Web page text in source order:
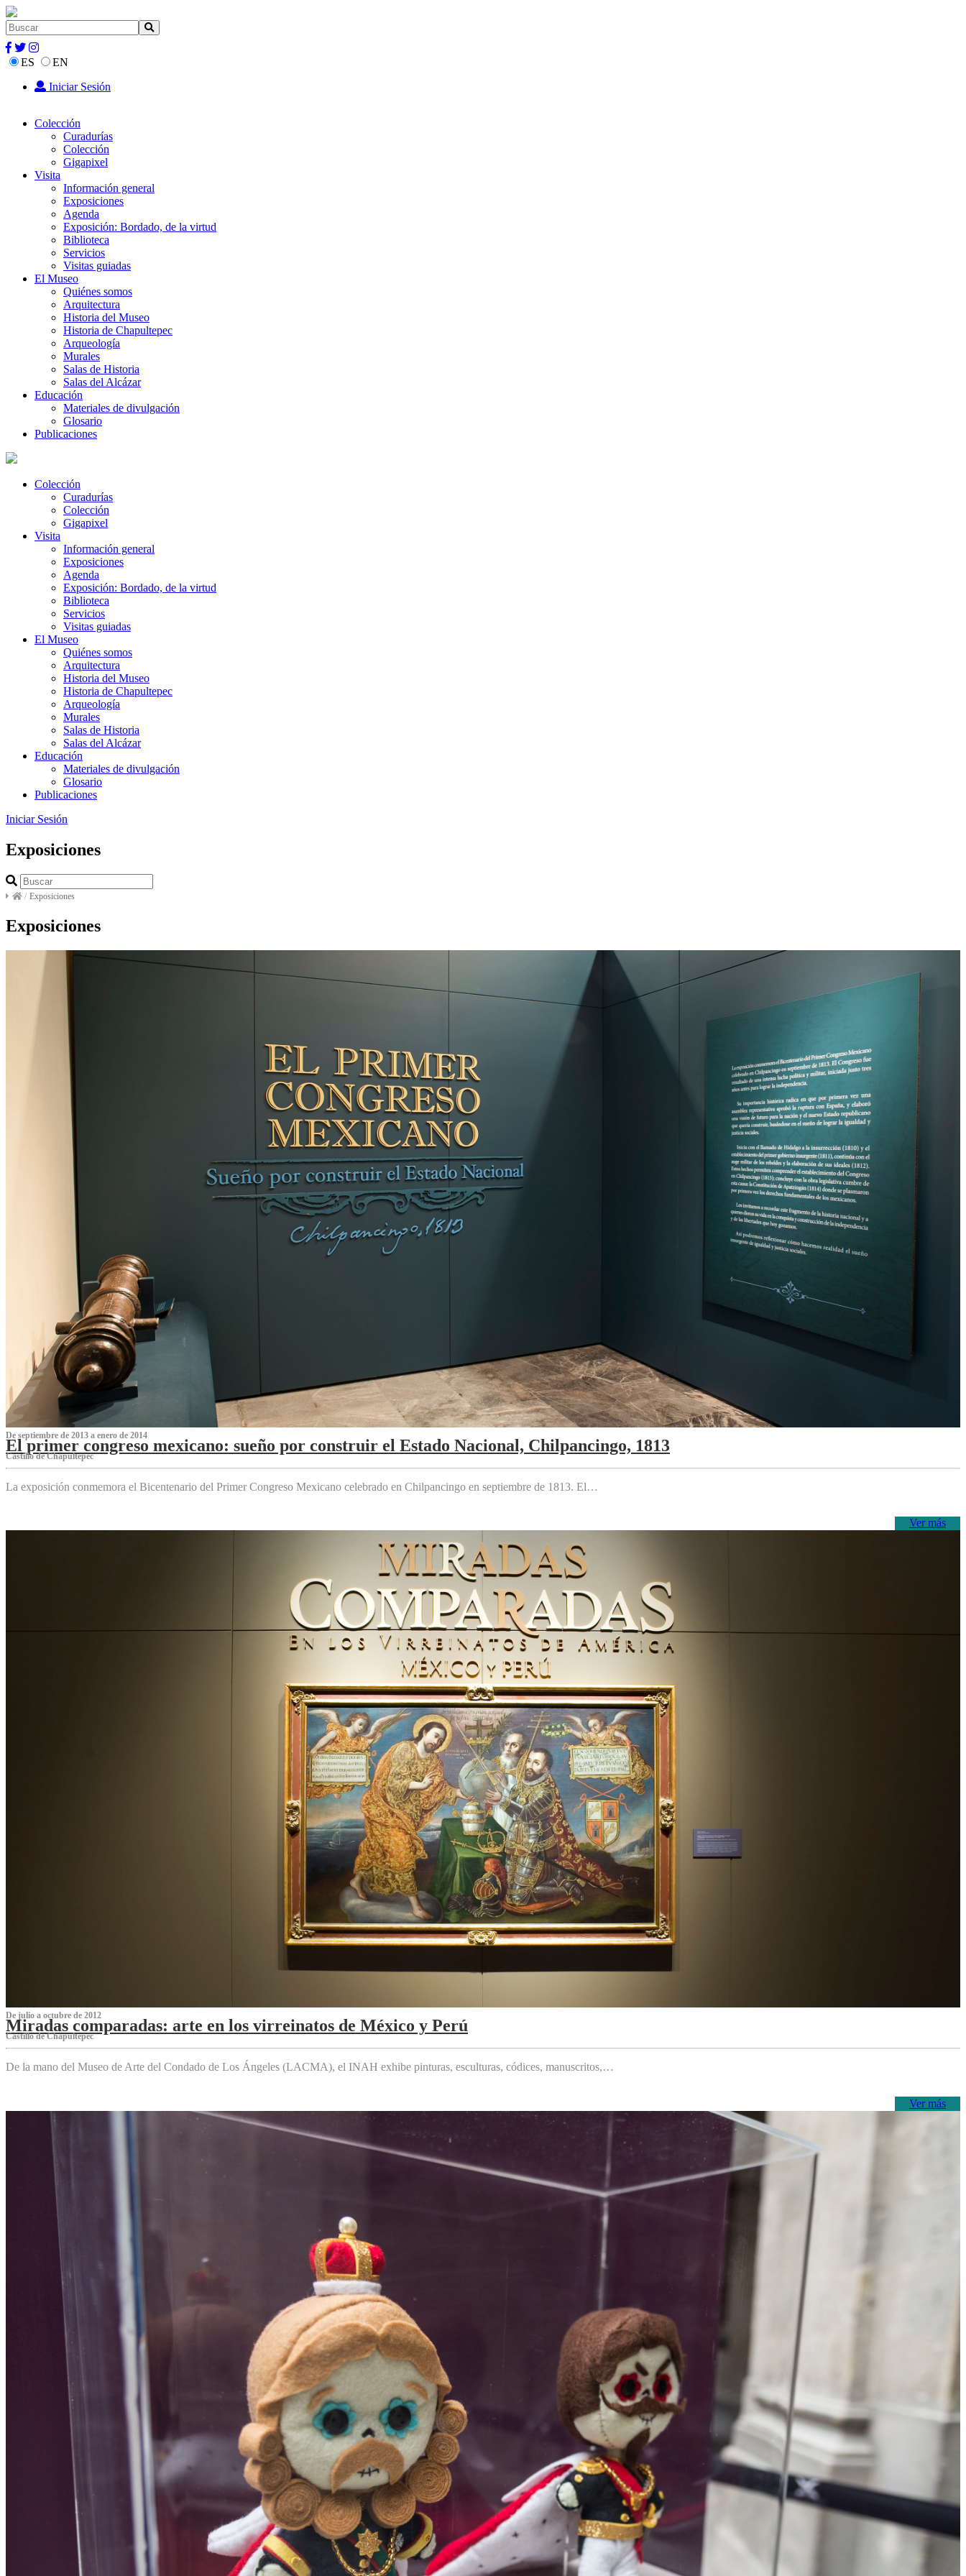
ES
EN
Iniciar Sesión
Colección
Curadurías
Colección
Gigapixel
Visita
Información general
Exposiciones
Agenda
Exposición: Bordado, de la virtud
Biblioteca
Servicios
Visitas guiadas
El Museo
Quiénes somos
Arquitectura
Historia del Museo
Historia de Chapultepec
Arqueología
Murales
Salas de Historia
Salas del Alcázar
Educación
Materiales de divulgación
Glosario
Publicaciones
Colección
Curadurías
Colección
Gigapixel
Visita
Información general
Exposiciones
Agenda
Exposición: Bordado, de la virtud
Biblioteca
Servicios
Visitas guiadas
El Museo
Quiénes somos
Arquitectura
Historia del Museo
Historia de Chapultepec
Arqueología
Murales
Salas de Historia
Salas del Alcázar
Educación
Materiales de divulgación
Glosario
Publicaciones
Iniciar Sesión
Exposiciones
/ Exposiciones
Exposiciones
De septiembre de 2013 a enero de 2014
El primer congreso mexicano: sueño por construir el Estado Nacional, Chilpancingo, 1813
Castillo de Chapultepec
La exposición conmemora el Bicentenario del Primer Congreso Mexicano celebrado en Chilpancingo en septiembre de 1813. El…
Ver más
De julio a octubre de 2012
Miradas comparadas: arte en los virreinatos de México y Perú
Castillo de Chapultepec
De la mano del Museo de Arte del Condado de Los Ángeles (LACMA), el INAH exhibe pinturas, esculturas, códices, manuscritos,…
Ver más